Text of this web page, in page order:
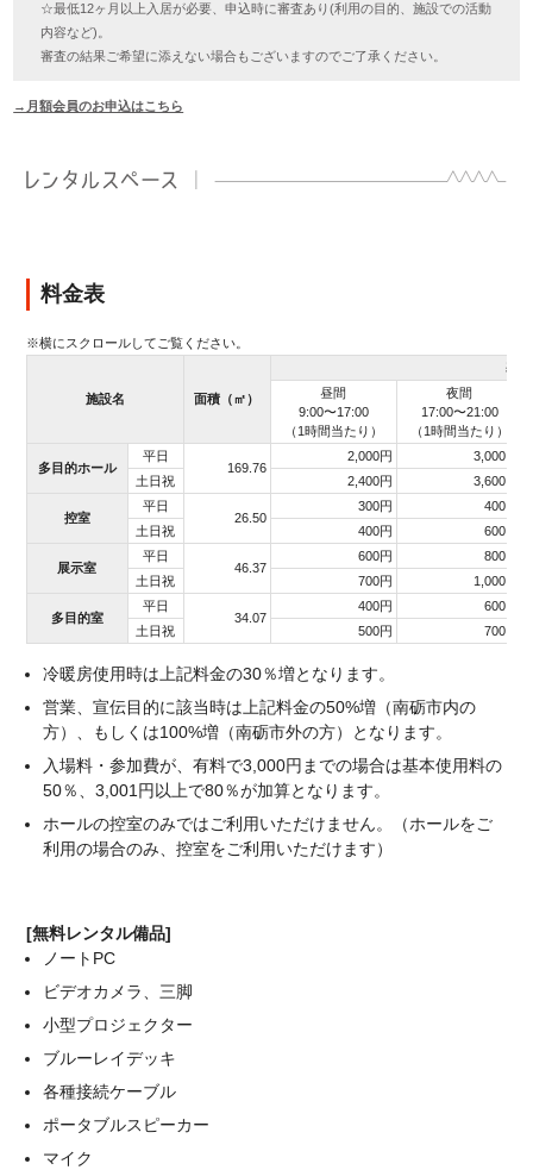
☆最低12ヶ月以上入居が必要、申込時に審査あり(利用の目的、施設での活動
内容など)。
審査の結果ご希望に添えない場合もございますのでご了承ください。
→月額会員のお申込はこちら
料金表
施設名 面積（㎡）
基
昼間
9:00〜17:00
（1時間当たり）
夜間
17:00〜21:00
（1時間当たり）
多目的ホール
平日
169.76
2,000円
3,000円
土日祝
2,400円 3,600円
控室
平日
26.50
300円
400円
土日祝
400円 600円
展示室
平日
46.37
600円
800円
土日祝
700円 1,000円
多目的室
平日
34.07
400円
600円
土日祝
500円 700円
冷暖房使用時は上記料金の30％増となります。
営業、宣伝目的に該当時は上記料金の50%増（南砺市内の
方）、もしくは100%増（南砺市外の方）となります。
入場料・参加費が、有料で3,000円までの場合は基本使用料の
50％、3,001円以上で80％が加算となります。
ホールの控室のみではご利用いただけません。（ホールをご
利用の場合のみ、控室をご利用いただけます）
[無料レンタル備品]
ノートPC
ビデオカメラ、三脚
小型プロジェクター
ブルーレイデッキ
各種接続ケーブル
ポータブルスピーカー
マイク